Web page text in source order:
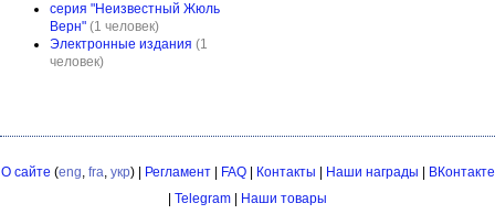
серия "Неизвестный Жюль
Верн" (1 человек)
Электронные издания (1
человек)
О сайте (eng, fra, укр) | Регламент| FAQ| Контакты Наши награды
ВКонтакте
Telegram Наши товары